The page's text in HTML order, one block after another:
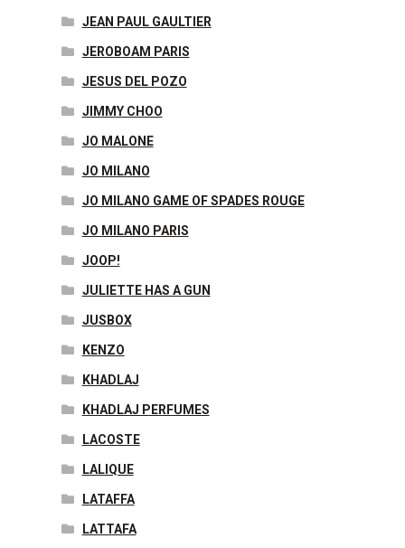
JEAN PAUL GAULTIER
JEROBOAM PARIS
JESUS DEL POZO
JIMMY CHOO
JO MALONE
JO MILANO
JO MILANO GAME OF SPADES ROUGE
JO MILANO PARIS
JOOP!
JULIETTE HAS A GUN
JUSBOX
KENZO
KHADLAJ
KHADLAJ PERFUMES
LACOSTE
LALIQUE
LATAFFA
LATTAFA